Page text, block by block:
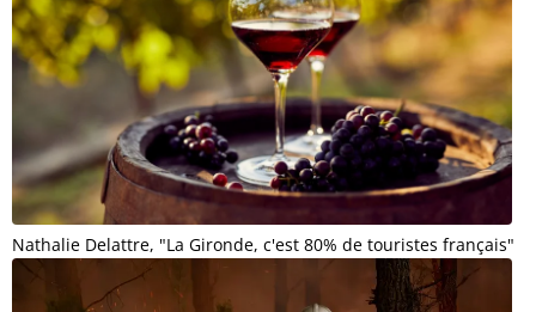
Nathalie Delattre, "La Gironde, c'est 80% de touristes français"